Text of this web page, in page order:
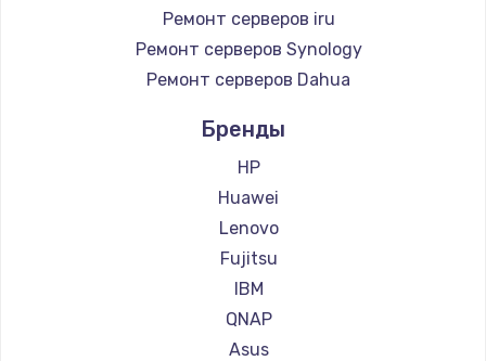
Ремонт серверов iru
Ремонт серверов Synology
Ремонт серверов Dahua
Бренды
HP
Huawei
Lenovo
Fujitsu
IBM
QNAP
Asus